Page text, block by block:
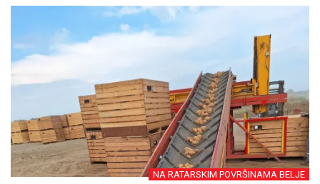
NA RATARSKIM POVRŠINAMA BELJE